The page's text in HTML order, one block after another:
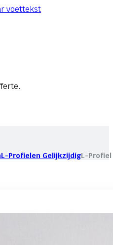
voettekst
L-Profielen GelijkzijdigL-